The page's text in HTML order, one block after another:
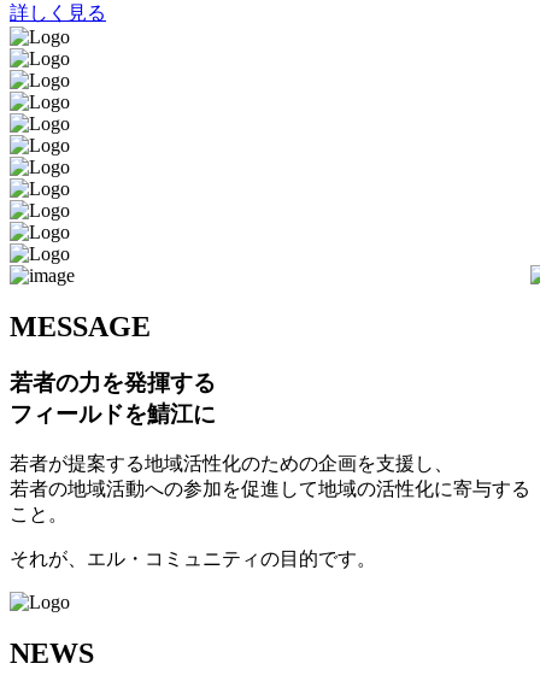
詳しく見る
MESSAGE
若者の力を発揮する
フィールドを鯖江に
若者が提案する地域活性化のための企画を支援し、
若者の地域活動への参加を促進して地域の活性化に寄与する
こと。
それが、エル・コミュニティの目的です。
NEWS